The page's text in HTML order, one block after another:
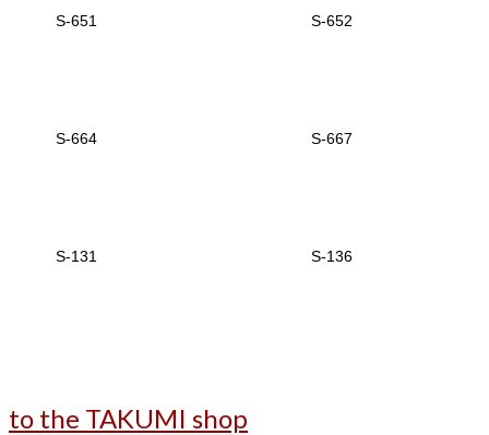
S-651 S-652
S-664 S-667
S-131 S-136
to the TAKUMI shop